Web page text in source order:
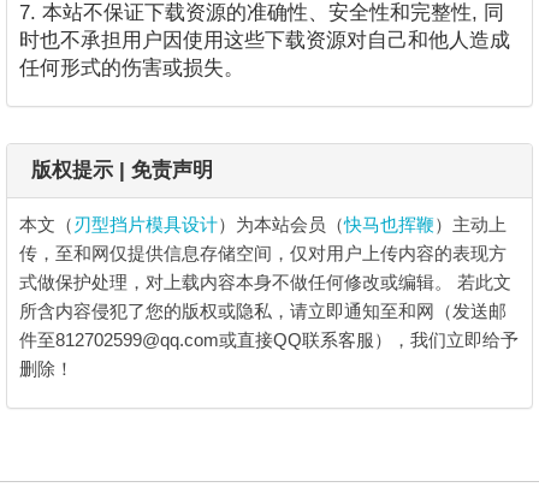
7. 本站不保证下载资源的准确性、安全性和完整性, 同
时也不承担用户因使用这些下载资源对自己和他人造成
任何形式的伤害或损失。
版权提示 | 免责声明
本文（ 刃型挡片模具设计）为本站会员（快马也挥鞭）主动上
传，至和网仅提供信息存储空间，仅对用户上传内容的表现方
式做保护处理，对上载内容本身不做任何修改或编辑。 若此文
所含内容侵犯了您的版权或隐私，请立即通知至和网（发送邮
件至812702599@qq.com或直接QQ联系客服），我们立即给予
删除！